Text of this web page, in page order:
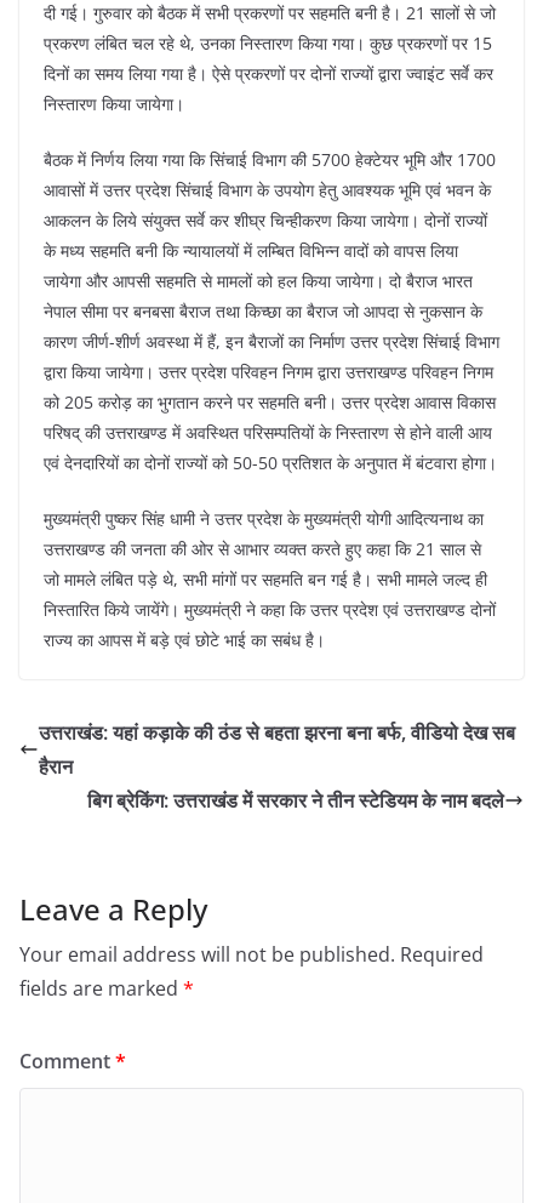
दी गई। गुरुवार को बैठक में सभी प्रकरणों पर सहमति बनी है। 21 सालों से जो
प्रकरण लंबित चल रहे थे, उनका निस्तारण किया गया। कुछ प्रकरणों पर 15
दिनों का समय लिया गया है। ऐसे प्रकरणों पर दोनों राज्यों द्वारा ज्वाइंट सर्वे कर
निस्तारण किया जायेगा।
बैठक में निर्णय लिया गया कि सिंचाई विभाग की 5700 हेक्टेयर भूमि और 1700
आवासों में उत्तर प्रदेश सिंचाई विभाग के उपयोग हेतु आवश्यक भूमि एवं भवन के
आकलन के लिये संयुक्त सर्वे कर शीघ्र चिन्हीकरण किया जायेगा। दोनों राज्यों
के मध्य सहमति बनी कि न्यायालयों में लम्बित विभिन्न वादों को वापस लिया
जायेगा और आपसी सहमति से मामलों को हल किया जायेगा। दो बैराज भारत
नेपाल सीमा पर बनबसा बैराज तथा किच्छा का बैराज जो आपदा से नुकसान के
कारण जीर्ण-शीर्ण अवस्था में हैं, इन बैराजों का निर्माण उत्तर प्रदेश सिंचाई विभाग
द्वारा किया जायेगा। उत्तर प्रदेश परिवहन निगम द्वारा उत्तराखण्ड परिवहन निगम
को 205 करोड़ का भुगतान करने पर सहमति बनी। उत्तर प्रदेश आवास विकास
परिषद् की उत्तराखण्ड में अवस्थित परिसम्पतियों के निस्तारण से होने वाली आय
एवं देनदारियों का दोनों राज्यों को 50-50 प्रतिशत के अनुपात में बंटवारा होगा।
मुख्यमंत्री पुष्कर सिंह धामी ने उत्तर प्रदेश के मुख्यमंत्री योगी आदित्यनाथ का
उत्तराखण्ड की जनता की ओर से आभार व्यक्त करते हुए कहा कि 21 साल से
जो मामले लंबित पड़े थे, सभी मांगों पर सहमति बन गई है। सभी मामले जल्द ही
निस्तारित किये जायेंगे। मुख्यमंत्री ने कहा कि उत्तर प्रदेश एवं उत्तराखण्ड दोनों
राज्य का आपस में बड़े एवं छोटे भाई का सबंध है।
उत्तराखंड: यहां कड़ाके की ठंड से बहता झरना बना बर्फ, वीडियो देख सब
हैरान
बिग ब्रेकिंग: उत्तराखंड में सरकार ने तीन स्टेडियम के नाम बदले
Leave a Reply
Your email address will not be published. Required
fields are marked *
Comment*